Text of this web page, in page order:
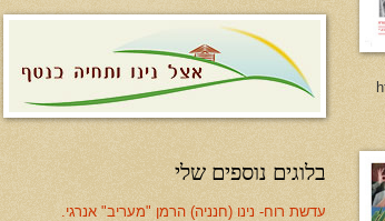
בלוגים נוספים שלי
עדשת רוח- נינו (חנניה) הרמן "מעריב" אנרגי.